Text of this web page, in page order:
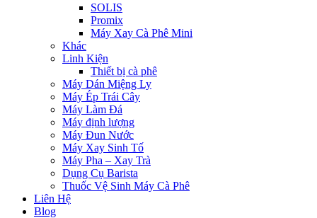
SOLIS
Promix
Máy Xay Cà Phê Mini
Khác
Linh Kiện
Thiết bị cà phê
Máy Dán Miệng Ly
Máy Ép Trái Cây
Máy Làm Đá
Máy định lượng
Máy Đun Nước
Máy Xay Sinh Tố
Máy Pha – Xay Trà
Dụng Cụ Barista
Thuốc Vệ Sinh Máy Cà Phê
Liên Hệ
Blog